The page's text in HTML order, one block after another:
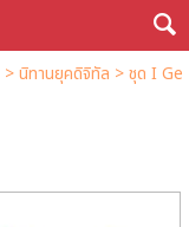
>นิทานยุคดิจิทัล >ชุด I Ge